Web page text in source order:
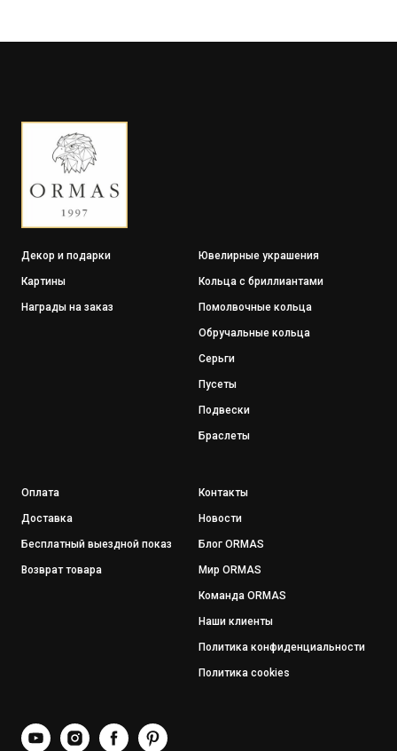
Декор и подарки
Картины
Награды на заказ
Ювелирные украшения
Кольца с бриллиантами
Помолвочные кольца
Обручальные кольца
Серьги
Пусеты
Подвески
Браслеты
Оплата
Доставка
Бесплатный выездной показ
Возврат товара
Контакты
Новости
Блог ORMAS
Мир ORMAS
Команда ORMAS
Наши клиенты
Политика конфиденциальности
Политика cookies